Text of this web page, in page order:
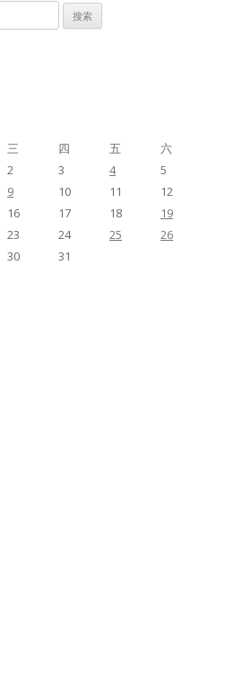
三 四 五
六
2 3 4
5
9 10 11
12
16 17 18
19
23 24 25
26
30 31